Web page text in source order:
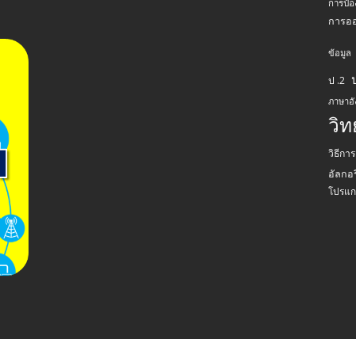
การป้
การอ
ข้อมูล
ป .2
ภาษา
วิ
วิธีกา
อัลกอ
โปรแ